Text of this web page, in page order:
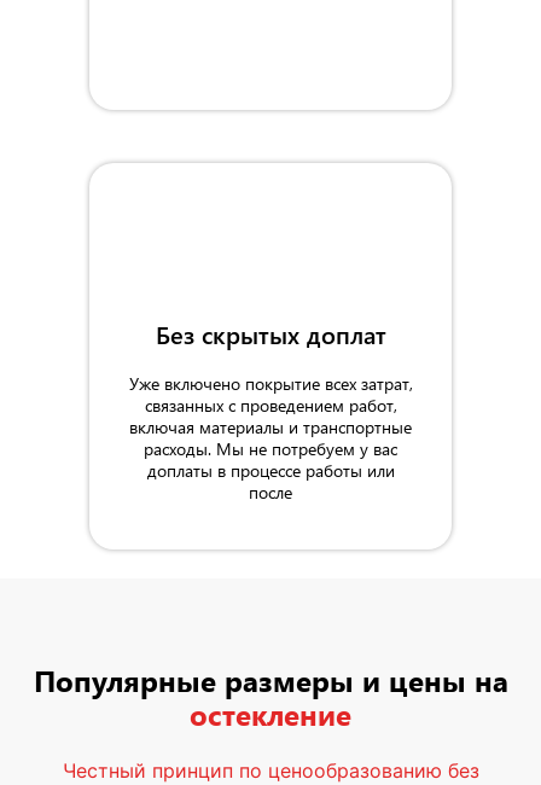
Без скрытых доплат
Уже включено покрытие всех затрат,
связанных с проведением работ,
включая материалы и транспортные
расходы. Мы не потребуем у вас
доплаты в процессе работы или
после
Популярные размеры и цены на
остекление
Честный принцип по ценообразованию без